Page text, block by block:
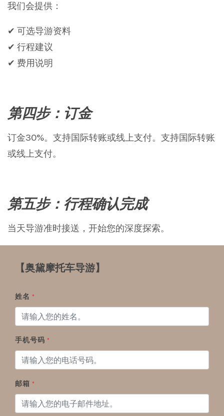
我们会提供：
✔ 可选导游资料
✔ 行程建议
✔ 费用说明
第四步：订金
订金30%。支持国际转账或线上支付。支持国际转账
或线上支付。
第五步：行程确认完成
当天导游准时接送，开始您的深度探索。
【奥黛摩托车导游】
姓名 *
手机号码 *
邮箱 *